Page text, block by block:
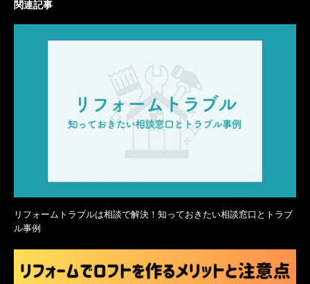
関連記事
リフォームトラブルは相談で解決！知っておきたい相談窓口とトラブ
ル事例